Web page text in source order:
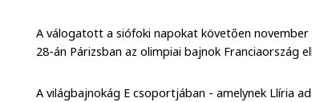
A válogatott a siófoki napokat követően
28-án Párizsban az olimpiai bajnok Franciaország
A világbajnokág E csoportjában - amelynek Llíria